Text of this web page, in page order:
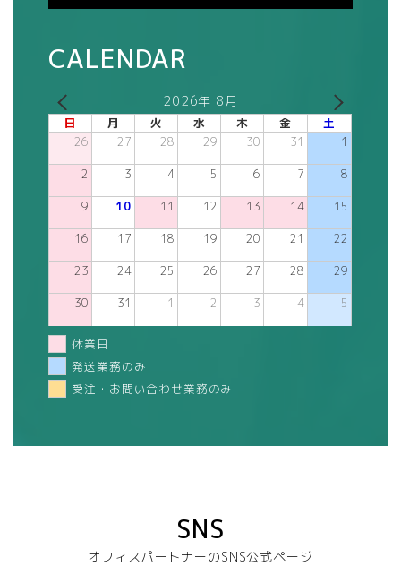
CALENDAR
2026年 8月
日 月 火 水 木 金 土
26 27 28 29 30 31 1
2 3 4 5 6 7 8
9 10 11 12 13 14 15
16 17 18 19 20 21 22
23 24 25 26 27 28 29
30 31 1 2 3 4 5
休業日
発送業務のみ
受注・お問い合わせ業務のみ
SNS
オフィスパートナーのSNS公式ページ